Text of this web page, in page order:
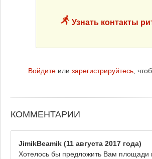
Узнать контакты
Войдите или зарегистрируйтесь,
КОММЕНТАРИИ
JimikBeamik (11 августа 2017 года)
Хотелось бы предложить Вам